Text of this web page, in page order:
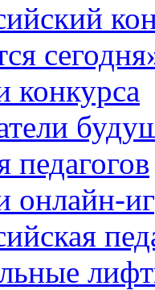
конкурса
педагогов
онлайн-